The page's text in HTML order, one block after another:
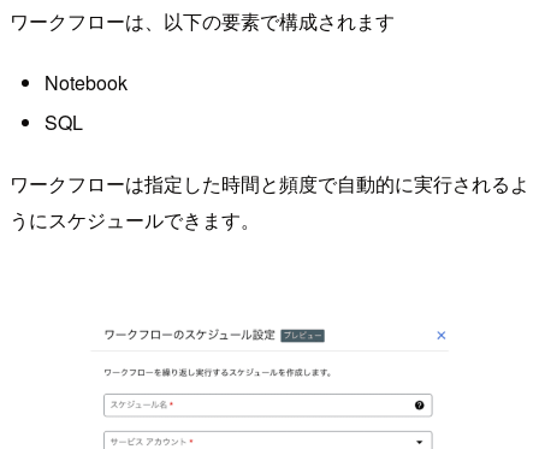
ワークフローは、以下の要素で構成されます
Notebook
SQL
ワークフローは指定した時間と頻度で自動的に実行されるよ
うにスケジュールできます。